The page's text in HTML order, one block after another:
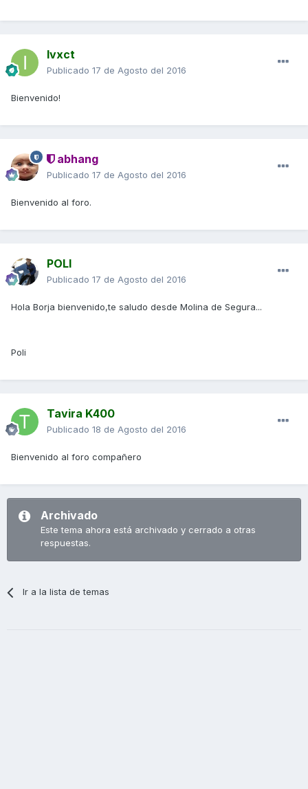
Ivxct
Publicado 17 de Agosto del 2016
Bienvenido!
abhang
Publicado 17 de Agosto del 2016
Bienvenido al foro.
POLI
Publicado 17 de Agosto del 2016
Hola Borja bienvenido,te saludo desde Molina de Segura...
Poli
Tavira K400
Publicado 18 de Agosto del 2016
Bienvenido al foro compañero
Archivado
Este tema ahora está archivado y cerrado a otras
respuestas.
Ir a la lista de temas